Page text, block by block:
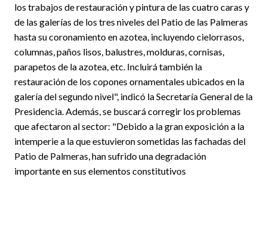
los trabajos de restauración y pintura de las cuatro caras y
de las galerías de los tres niveles del Patio de las Palmeras
hasta su coronamiento en azotea, incluyendo cielorrasos,
columnas, paños lisos, balustres, molduras, cornisas,
parapetos de la azotea, etc. Incluirá también la
restauración de los copones ornamentales ubicados en la
galería del segundo nivel", indicó la Secretaría General de la
Presidencia. Además, se buscará corregir los problemas
que afectaron al sector: "Debido a la gran exposición a la
intemperie a la que estuvieron sometidas las fachadas del
Patio de Palmeras, han sufrido una degradación
importante en sus elementos constitutivos